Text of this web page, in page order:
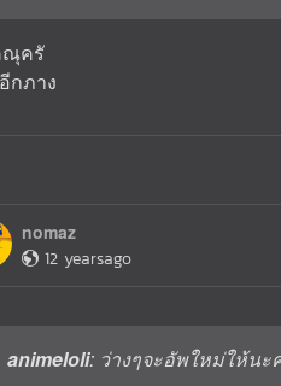
ครั
กภาง
nomaz
12 yearsago
animeloli: ว่างๆจะอัพใหม่ให้นะ